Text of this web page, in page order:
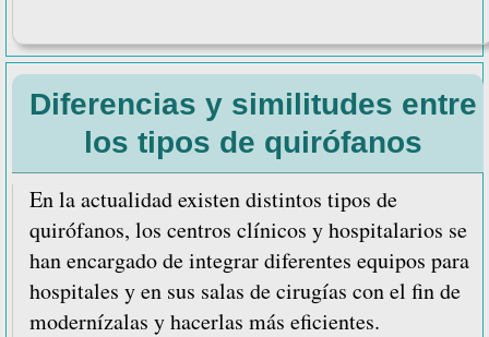
Materiales
y
equipos
de
enfermería
indispensables
en
UCI
Diferencias y similitudes entre
los tipos de quirófanos
En la actualidad existen distintos tipos de
quirófanos, los centros clínicos y hospitalarios se
han encargado de integrar diferentes equipos para
hospitales y en sus salas de cirugías con el fin de
modernízalas y hacerlas más eficientes.